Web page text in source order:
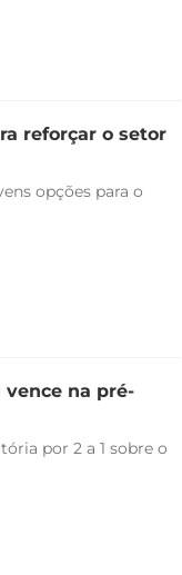
reforçar o setor
opções para o
na pré-
por 2 a 1 sobre o